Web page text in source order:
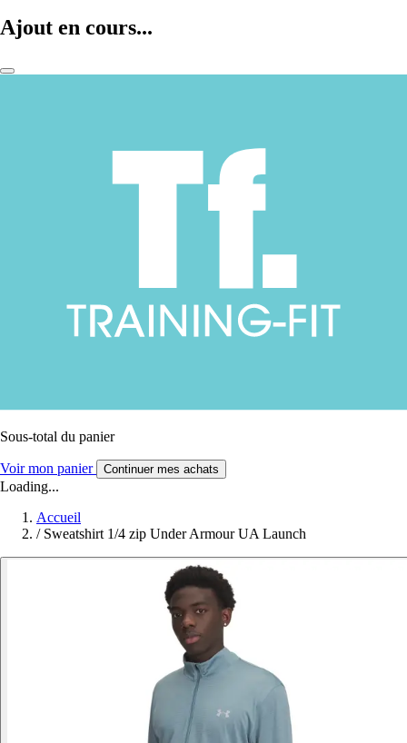
Ajout en cours...
Sous-total du panier
Voir mon panier Continuer mes achats
Loading...
Accueil
/ Sweatshirt 1/4 zip Under Armour UA Launch